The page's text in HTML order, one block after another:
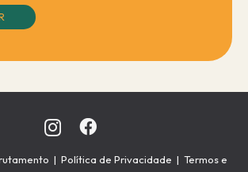
| Política de Privacidade | Termos e